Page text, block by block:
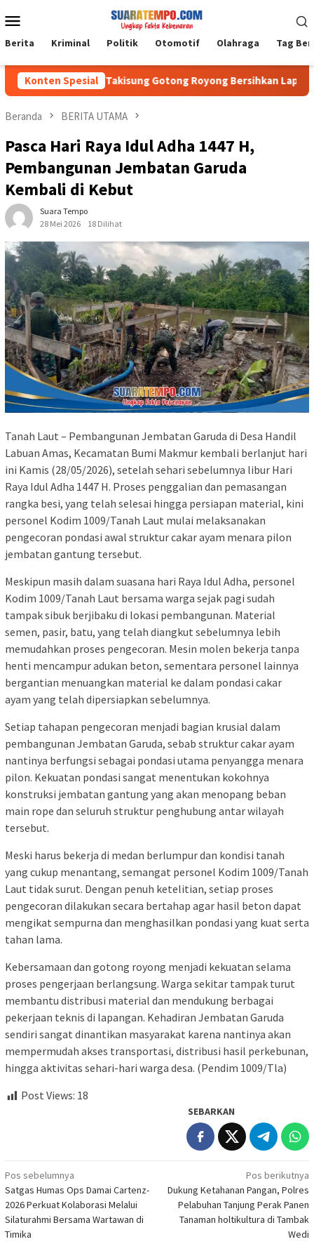
ke
kontenMobile
Berita Kriminal Politik Otomotif Olahraga Tag
Konten Spesial
1009-04/Takisung Gotong Royong Bersihkan Lapangan,
Beranda BERITA UTAMA
Pasca Hari Raya Idul Adha 1447 H,
Pembangunan Jembatan Garuda
Kembali di Kebut
Suara Tempo
28 Mei 2026
18 Dilihat
Tanah Laut – Pembangunan Jembatan Garuda di Desa Handil
Labuan Amas, Kecamatan Bumi Makmur kembali berlanjut hari
ini Kamis (28/05/2026), setelah sehari sebelumnya libur Hari
Raya Idul Adha 1447 H. Proses penggalian dan pemasangan
rangka besi, yang telah selesai hingga persiapan material, kini
personel Kodim 1009/Tanah Laut mulai melaksanakan
pengecoran pondasi awal struktur cakar ayam menara pilon
jembatan gantung tersebut.
Meskipun masih dalam suasana hari Raya Idul Adha, personel
Kodim 1009/Tanah Laut bersama warga sejak pagi sudah
tampak sibuk berjibaku di lokasi pembangunan. Material
semen, pasir, batu, yang telah diangkut sebelumnya lebih
memudahkan proses pengecoran. Mesin molen bekerja tanpa
henti mencampur adukan beton, sementara personel lainnya
bergantian menuangkan material ke dalam pondasi cakar
ayam yang telah dipersiapkan sebelumnya.
Setiap tahapan pengecoran menjadi bagian krusial dalam
pembangunan Jembatan Garuda, sebab struktur cakar ayam
nantinya berfungsi sebagai pondasi utama penyangga menara
pilon. Kekuatan pondasi sangat menentukan kokohnya
konstruksi jembatan gantung yang akan menopang beban
main rope dan seluruh struktur penghubung antar wilayah
tersebut.
Meski harus bekerja di medan berlumpur dan kondisi tanah
yang cukup menantang, semangat personel Kodim 1009/Tanah
Laut tidak surut. Dengan penuh ketelitian, setiap proses
pengecoran dilakukan secara bertahap agar hasil beton dapat
mengikat sempurna dan menghasilkan pondasi yang kuat serta
tahan lama.
Kebersamaan dan gotong royong menjadi kekuatan selama
proses pengerjaan berlangsung. Warga sekitar tampak turut
membantu distribusi material dan mendukung berbagai
pekerjaan teknis di lapangan. Kehadiran Jembatan Garuda
sendiri sangat dinantikan masyarakat karena nantinya akan
mempermudah akses transportasi, distribusi hasil perkebunan,
hingga aktivitas sehari-hari warga desa. (Pendim 1009/Tla)
Post Views: 18
SEBARKAN
Navigasi
pos
Pos sebelumnya
Satgas Humas Ops Damai Cartenz-
2026 Perkuat Kolaborasi Melalui
Silaturahmi Bersama Wartawan di
Timika
Pos berikutnya
Dukung Ketahanan Pangan, Polres
Pelabuhan Tanjung Perak Panen
Tanaman holtikultura di Tambak
Wedi